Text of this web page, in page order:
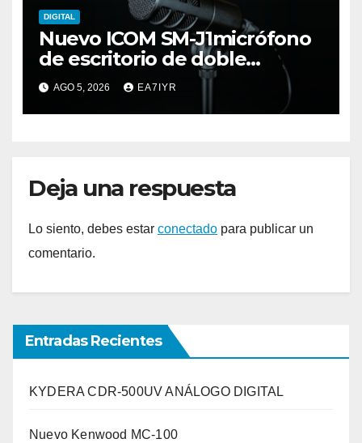
DIGITAL
Nuevo ICOM SM-J1micrófono
de escritorio de doble
elemento premium
AGO 5, 2026 EA7IYR
Deja una respuesta
Lo siento, debes estar conectado para publicar un
comentario.
Entradas Recientes
KYDERA CDR-500UV ANÁLOGO DIGITAL
Nuevo Kenwood MC-100